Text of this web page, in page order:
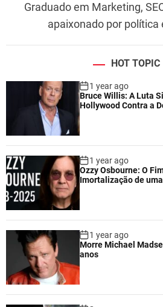
Graduado em Marketing,
apaixonado por política
HOT TOPIC
1 year ago
Bruce Willis: A Luta
Hollywood Contra a
1 year ago
Ozzy Osbourne: O
Imortalização de
1 year ago
Morre Michael
anos